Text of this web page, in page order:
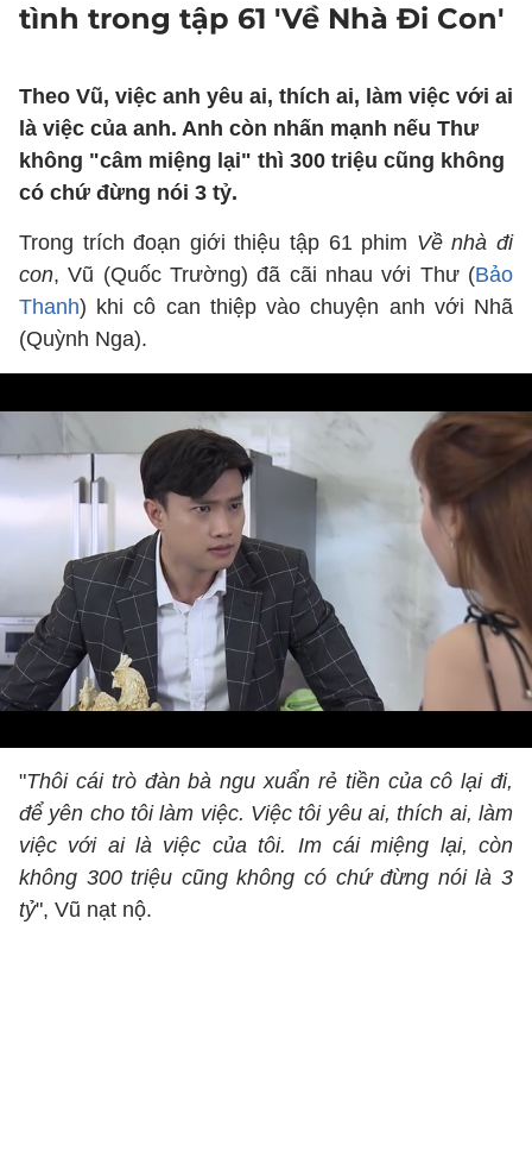
tình trong tập 61 'Về Nhà Đi Con'
Theo Vũ, việc anh yêu ai, thích ai, làm việc với ai
là việc của anh. Anh còn nhấn mạnh nếu Thư
không "câm miệng lại" thì 300 triệu cũng không
có chứ đừng nói 3 tỷ.
Trong trích đoạn giới thiệu tập 61 phim Về nhà đi
con, Vũ (Quốc Trường) đã cãi nhau với Thư (Bảo
Thanh) khi cô can thiệp vào chuyện anh với Nhã
(Quỳnh Nga).
"Thôi cái trò đàn bà ngu xuẩn rẻ tiền của cô lại đi,
để yên cho tôi làm việc. Việc tôi yêu ai, thích ai, làm
việc với ai là việc của tôi. Im cái miệng lại, còn
không 300 triệu cũng không có chứ đừng nói là 3
tỷ", Vũ nạt nộ.